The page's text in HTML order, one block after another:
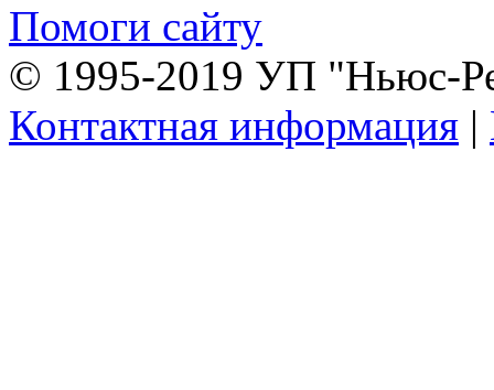
Помоги сайту
© 1995-2019 УП "Ньюс-
Контактная информация |